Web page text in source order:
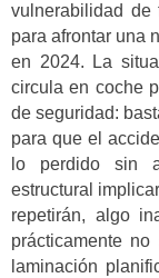
vulnerabilidad de
para afrontar una
en 2024. La
circula en coche
de seguridad:
para que el
lo perdido sin
estructural
repetirán, algo
prácticamente
laminación